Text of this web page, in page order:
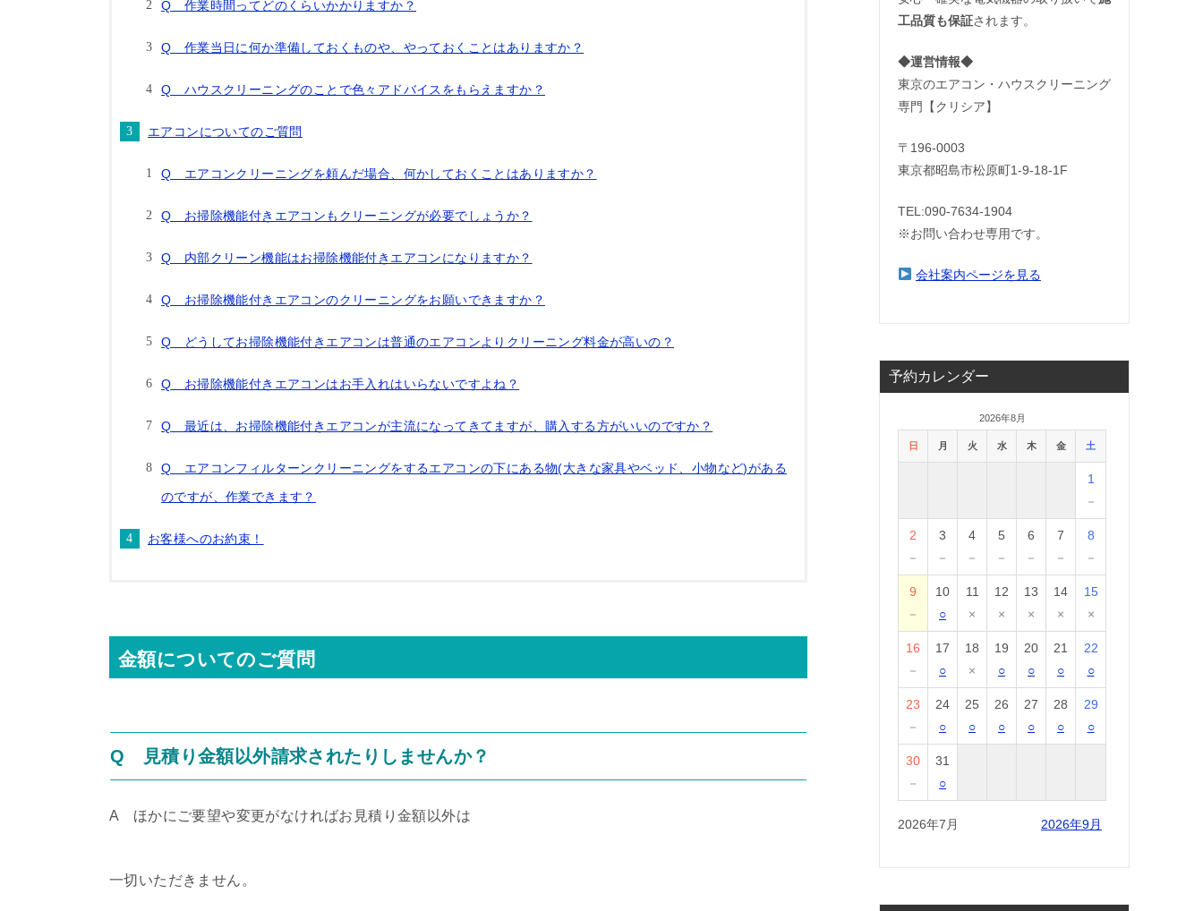
Q 作業時間ってどのくらいかかりますか？
Q 作業当日に何か準備しておくものや、やっておくことはありますか？
Q ハウスクリーニングのことで色々アドバイスをもらえますか？
エアコンについてのご質問
Q エアコンクリーニングを頼んだ場合、何かしておくことはありますか？
Q お掃除機能付きエアコンもクリーニングが必要でしょうか？
Q 内部クリーン機能はお掃除機能付きエアコンになりますか？
Q お掃除機能付きエアコンのクリーニングをお願いできますか？
Q どうしてお掃除機能付きエアコンは普通のエアコンよりクリーニング料金が高いの？
Q お掃除機能付きエアコンはお手入れはいらないですよね？
Q 最近は、お掃除機能付きエアコンが主流になってきてますが、購入する方がいいのですか？
Q エアコンフィルターンクリーニングをするエアコンの下にある物(大きな家具やベッド、小物など)がある
のですが、作業できます？
お客様へのお約束！
金額についてのご質問
Q 見積り金額以外請求されたりしませんか？
A ほかにご要望や変更がなければお見積り金額以外は
一切いただきません。
工品質も保証されます。
◆運営情報◆
東京のエアコン・ハウスクリーニング
専門【クリシア】
〒196-0003
東京都昭島市松原町1-9‐18‐1F
TEL:090-7634-1904
※お問い合わせ専用です。
会社案内ページを見る
予約カレンダー
2026年8月
日 月 火 水 木 金 土
1
－
2
－
3
－
4
－
5
－
6
－
7
－
8
－
9
－
10
○
11
×
12
×
13
×
14
×
15
×
16
－
17
○
18
×
19
○
20
○
21
○
22
○
23
－
24
○
25
○
26
○
27
○
28
○
29
○
30
－
31
○
2026年7月 2026年9月